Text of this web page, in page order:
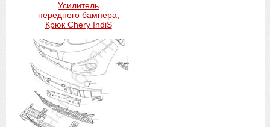
Усилитель
переднего бампера,
Крюк Chery IndiS